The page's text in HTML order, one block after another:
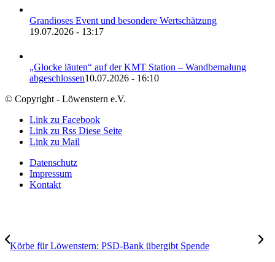
Grandioses Event und besondere Wertschätzung
19.07.2026 - 13:17
„Glocke läuten“ auf der KMT Station – Wandbemalung
abgeschlossen10.07.2026 - 16:10
© Copyright - Löwenstern e.V.
Link zu Facebook
Link zu Rss Diese Seite
Link zu Mail
Datenschutz
Impressum
Kontakt
Körbe für Löwenstern: PSD-Bank übergibt Spende